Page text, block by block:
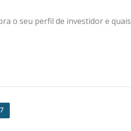
o seu perfil de investidor e quais
7